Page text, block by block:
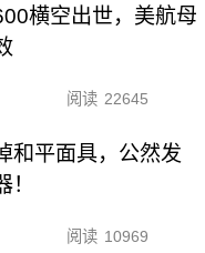
横空出世，美航母
阅读 22645
和平面具，公然发
阅读 10969